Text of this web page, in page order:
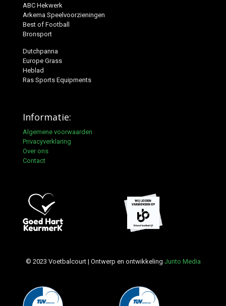
ABC Hekwerk
Arkema Speelvoorzieningen
Best of Football
Bronsport
Dutchpanna
Europe Grass
Heblad
Ras Sports Equipments
Informatie:
Algemene voorwaarden
Privacyverklaring
Over ons
Contact
© 2023 Voetbalcourt | Ontwerp en ontwikkeling Junto Media